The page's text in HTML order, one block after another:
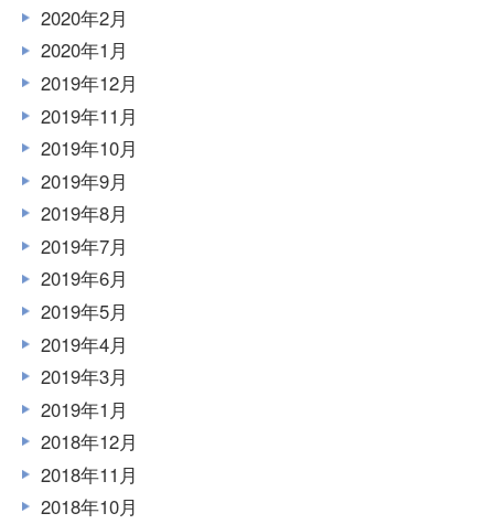
2020年2月
2020年1月
2019年12月
2019年11月
2019年10月
2019年9月
2019年8月
2019年7月
2019年6月
2019年5月
2019年4月
2019年3月
2019年1月
2018年12月
2018年11月
2018年10月